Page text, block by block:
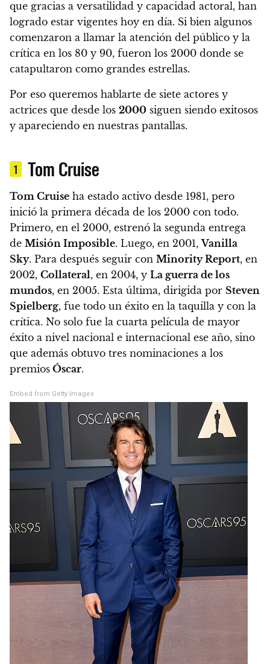
que gracias a versatilidad y capacidad actoral, han
logrado estar vigentes hoy en día. Si bien algunos
comenzaron a llamar la atención del público y la
crítica en los 80 y 90, fueron los 2000 donde se
catapultaron como grandes estrellas.
Por eso queremos hablarte de siete actores y
actrices que desde los 2000 siguen siendo exitosos
y apareciendo en nuestras pantallas.
1 Tom Cruise
Tom Cruise ha estado activo desde 1981, pero
inició la primera década de los 2000 con todo.
Primero, en el 2000, estrenó la segunda entrega
de Misión Imposible. Luego, en 2001,Vanilla
Sky. Para después seguir con Minority Report, en
2002, Collateral, en 2004, y La guerra de los
mundos, en 2005. Esta última, dirigida por Steven
Spielberg, fue todo un éxito en la taquilla y con la
crítica. No solo fue la cuarta película de mayor
éxito a nivel nacional e internacional ese año, sino
que además obtuvo tres nominaciones a los
premios Óscar.
Embed from Getty Images